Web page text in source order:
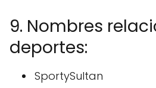
9. Nombres
deportes:
SportySultan